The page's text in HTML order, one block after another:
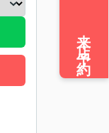
来店予約